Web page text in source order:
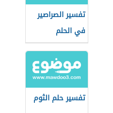
تفسير الصراصير
في الحلم
تفسير حلم الثوم